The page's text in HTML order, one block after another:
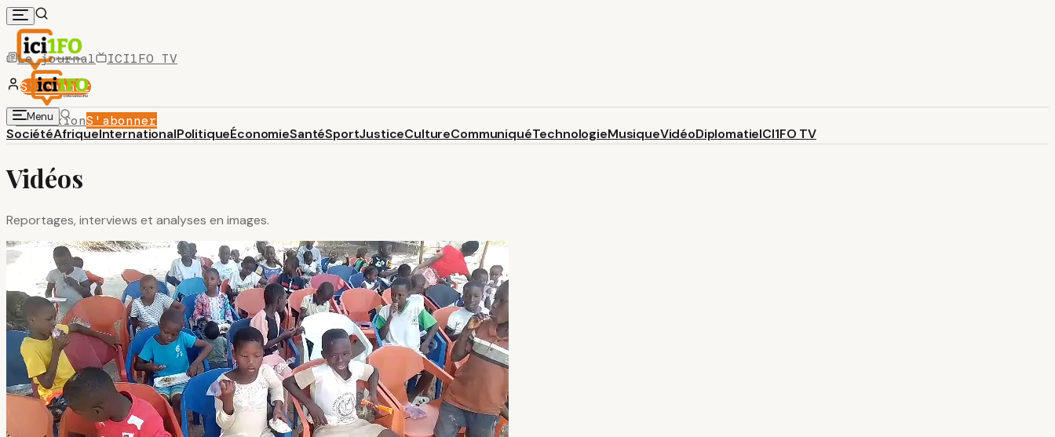
S'abonner
Le journal ICI1FO TV
ConnexionS'abonner
Menu
SociétéAfriqueInternationalPolitiqueÉconomieSantéSportJusticeCultureCommuniquéTechnologieMusiqueVidéoDiplomatieICI1FO TV
Vidéos
Reportages, interviews et analyses en images.